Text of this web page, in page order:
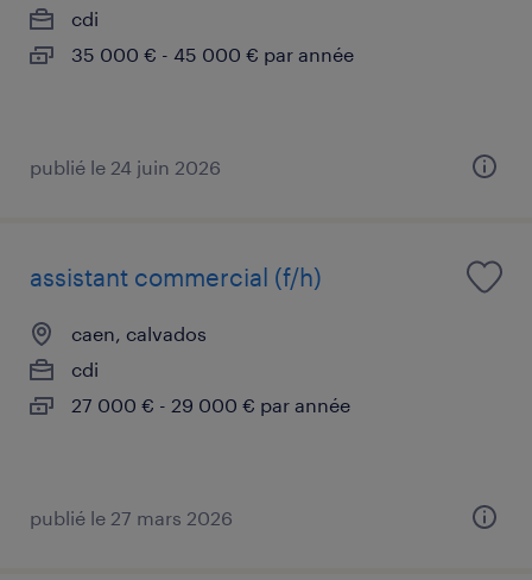
cdi
35 000 € - 45 000 € par année
publié le 24 juin 2026
assistant commercial (f/h)
caen, calvados
cdi
27 000 € - 29 000 € par année
publié le 27 mars 2026